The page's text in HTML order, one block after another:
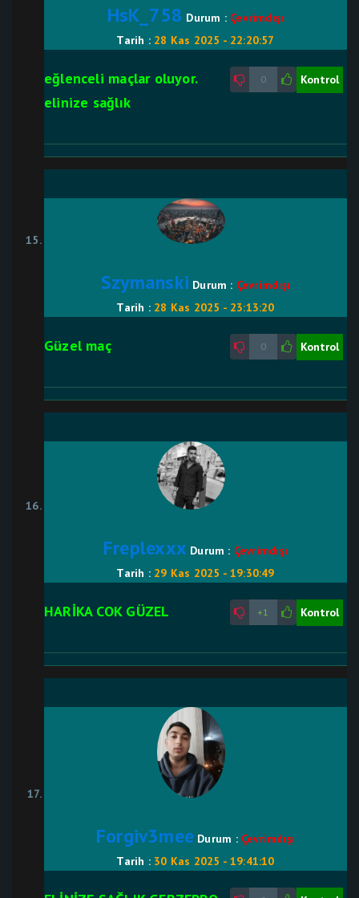
HsK_758 Durum : Çevrimdışı
Tarih : 28 Kas 2025 - 22:20:57
0 Kontrol
eğlenceli maçlar oluyor.
elinize sağlık
Szymanski Durum : Çevrimdışı
Tarih : 28 Kas 2025 - 23:13:20
0 Kontrol
Güzel maç
Freplexxx Durum : Çevrimdışı
Tarih : 29 Kas 2025 - 19:30:49
+1 Kontrol
HARİKA COK GÜZEL
Forgiv3mee Durum : Çevrimdışı
Tarih : 30 Kas 2025 - 19:41:10